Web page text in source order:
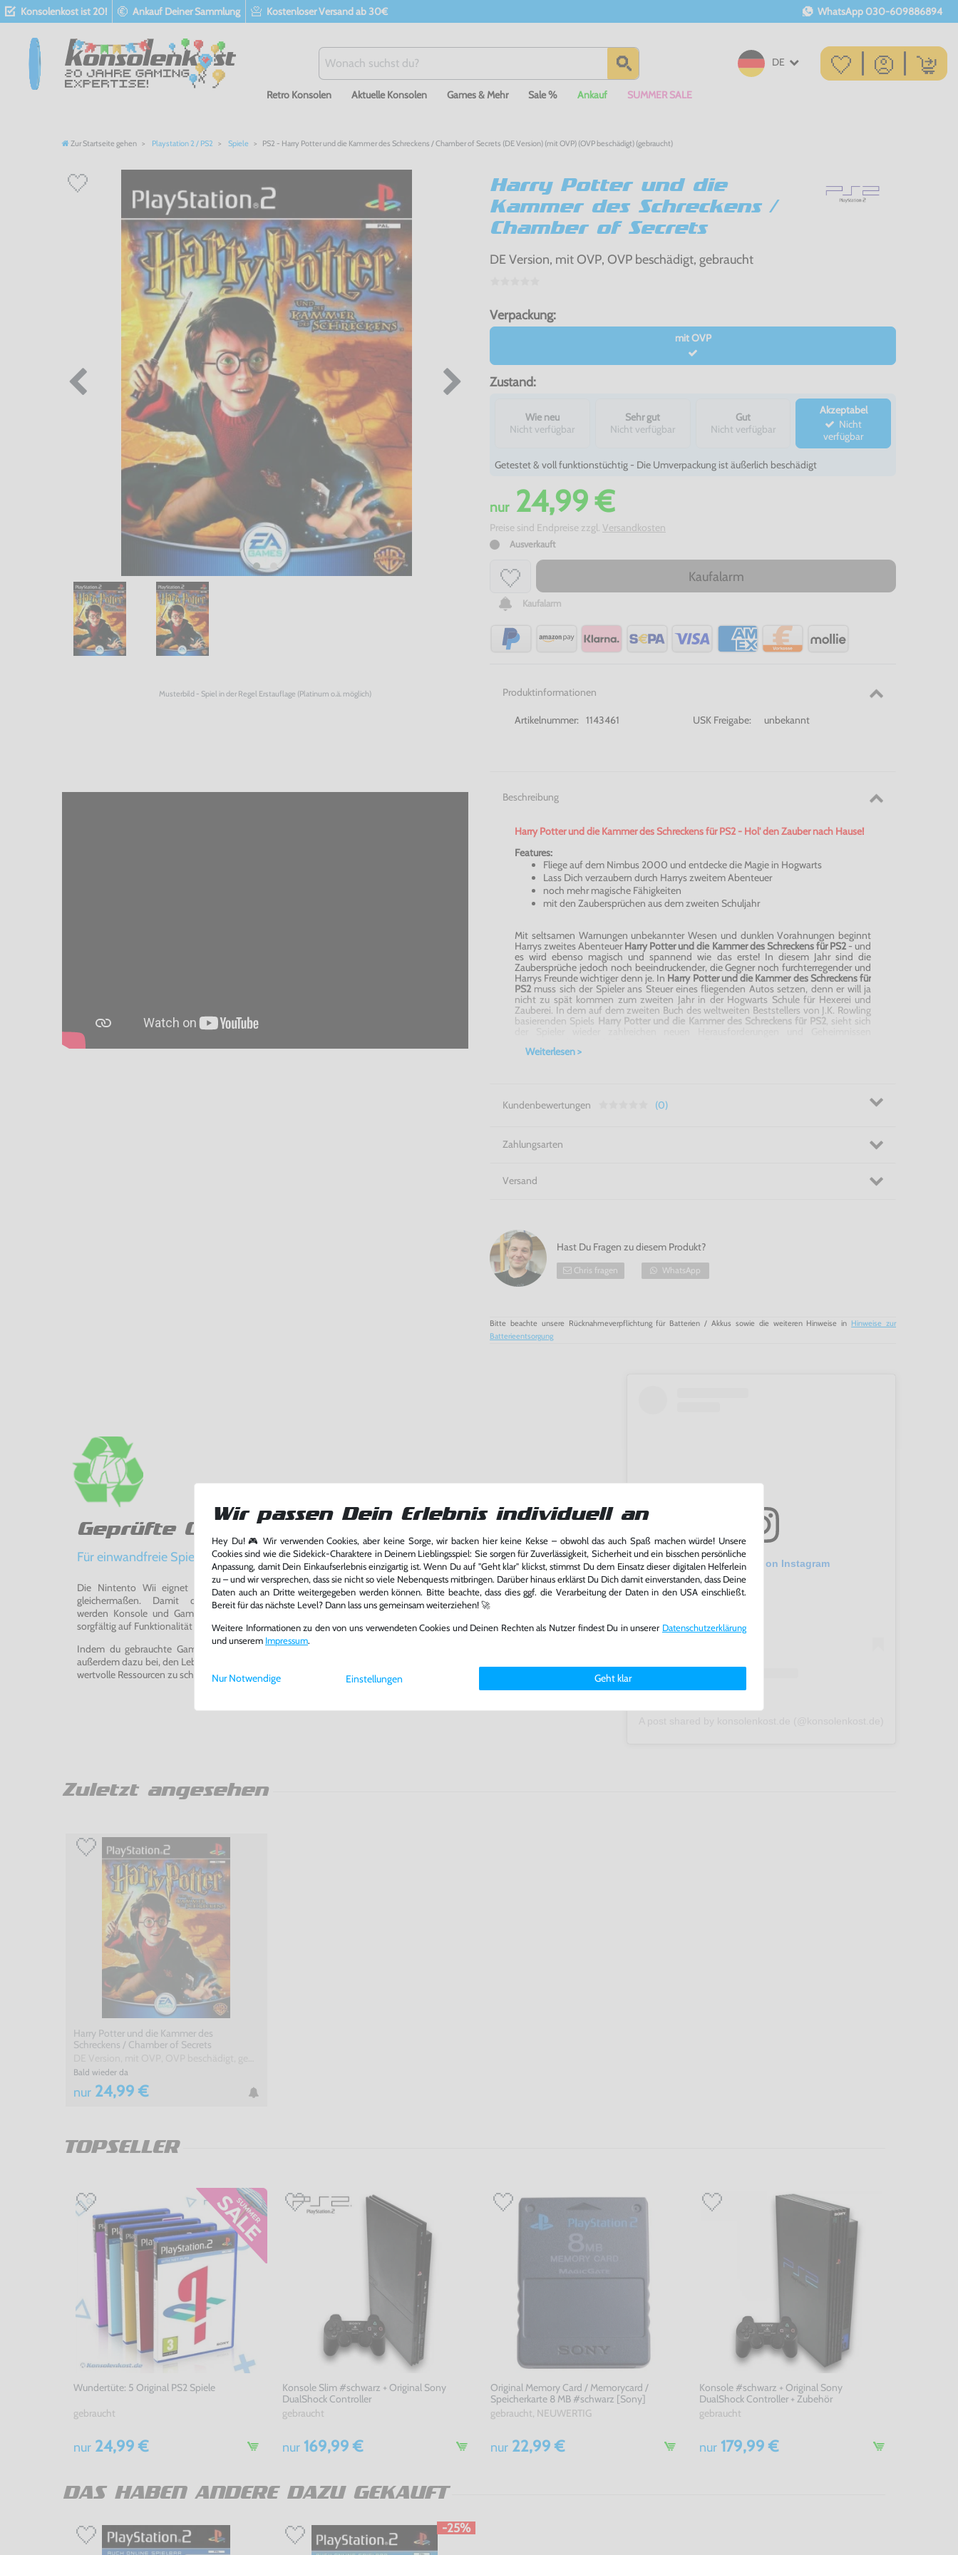
Konsolenkost ist 20! Ankauf Deiner Sammlung Kostenloser Versand ab 30€ WhatsApp 030-609886894
DE
Retro Konsolen Aktuelle Konsolen Games & Mehr Sale % Ankauf SUMMER SALE
Zur Startseite gehen Playstation 2 / PS2 Spiele PS2 - Harry Potter und die Kammer des Schreckens / Chamber of Secrets (DE Version) (mit OVP) (OVP beschädigt) (gebraucht)
Musterbild - Spiel in der Regel Erstauflage (Platinum o.ä. möglich)
Harry Potter und die
Kammer des Schreckens /
Chamber of Secrets
DE Version, mit OVP, OVP beschädigt, gebraucht
Verpackung:
mit OVP
Zustand:
Wie neu
Nicht verfügbar
Sehr gut
Nicht verfügbar
Gut
Nicht verfügbar
Akzeptabel
verfügbar
Getestet & voll funktionstüchtig - Die Umverpackung ist äußerlich beschädigt
nur24,99 €
Preise sind Endpreise zzgl. Versandkosten
Ausverkauft
Kaufalarm
Kaufalarm
Produktinformationen
Artikelnummer: 1143461 USK Freigabe: unbekannt
Beschreibung
Harry Potter und die Kammer des Schreckens für PS2 - Hol' den Zauber nach Hause!
Features:
Fliege auf dem Nimbus 2000 und entdecke die Magie in Hogwarts
Lass Dich verzaubern durch Harrys zweitem Abenteuer
noch mehr magische Fähigkeiten
mit den Zaubersprüchen aus dem zweiten Schuljahr
Mit seltsamen Warnungen unbekannter Wesen und dunklen Vorahnungen beginnt
Harrys zweites AbenteuerHarry Potter und die Kammer des Schreckens für PS2 - und
es wird ebenso magisch und spannend wie das erste! In diesem Jahr sind die
Zaubersprüche jedoch noch beeindruckender, die Gegner noch furchterregender und
Harrys Freunde wichtiger denn je. In HarryPotter und die Kammer des Schreckens für
PS2 muss sich der Spieler ans Steuer eines fliegenden Autos setzen, denn er will ja
nicht zu spät kommen zum zweiten Jahr in der Hogwarts Schule für Hexerei und
Zauberei. In dem auf dem zweiten Buch des weltweiten Beststellers von J.K. Rowling
basierenden Spiels Harry Potter und die Kammer des Schreckens für PS2, sieht sich
Weiterlesen >
Kundenbewertungen (0)
Zahlungsarten
Versand
Hast Du Fragen zu diesem Produkt?
Chris fragen WhatsApp
Bitte beachte unsere Rücknahmeverpflichtung für Batterien / Akkus sowie die weiteren Hinweise in Hinweise zur
Batterieentsorgung
Geprüfte Qualität
Für einwandfreie Spielerlebnisse
Die Nintento Wii eignet sich perfekt für Retro-Gaming-Fans und neue Entdecker
gleichermaßen. Damit du ein einwandfreies Spielerlebnis genießen kannst,
werden Konsole und Game in unserer Reparatur-Werkstatt von unseren Fachkräften
sorgfältig auf Funktionalität getestet, gereinigt und bei Bedarf repariert.
Indem du gebrauchte Games und Konsolen bei uns kaufst oder verkaufst, trägst du
außerdem dazu bei, den Lebenszyklus von Konsolen und Games zu verlängern und damit
wertvolle Ressourcen zu schonen und Abfall zu vermeiden.
View this post on Instagram
Zuletzt angesehen
Harry Potter und die Kammer des
Schreckens / Chamber of Secrets
Bald wieder da
nur 24,99 €
TOPSELLER
Wundertüte: 5 Original PS2 Spiele
gebraucht
nur 24,99 €
Konsole Slim #schwarz + Original Sony
DualShock Controller
gebraucht
nur169,99 €
Original Memory Card / Memorycard /
Speicherkarte 8 MB #schwarz [Sony]
gebraucht, NEUWERTIG
nur 22,99 €
Konsole #schwarz + Original Sony
DualShock Controller + Zubehör
gebraucht
nur179,99 €
DAS HABEN ANDERE DAZU GEKAUFT
-25%
Wir passen Dein Erlebnis individuell an
Hey Du! 🎮 Wir verwenden Cookies, aber keine Sorge, wir backen hier keine Kekse – obwohl das auch Spaß machen würde! Unsere
Cookies sind wie die Sidekick-Charaktere in Deinem Lieblingsspiel: Sie sorgen für Zuverlässigkeit, Sicherheit und ein bisschen persönliche
Anpassung, damit Dein Einkaufserlebnis einzigartig ist. Wenn Du auf "Geht klar" klickst, stimmst Du dem Einsatz dieser digitalen Helferlein
zu – und wir versprechen, dass sie nicht so viele Nebenquests mitbringen. Darüber hinaus erklärst Du Dich damit einverstanden, dass Deine
Daten auch an Dritte weitergegeben werden können. Bitte beachte, dass dies ggf. die Verarbeitung der Daten in den USA einschließt.
Bereit für das nächste Level? Dann lass uns gemeinsam weiterziehen! 🚀
Weitere Informationen zu den von uns verwendeten Cookies und Deinen Rechten als Nutzer findest Du in unserer Daten­schutz­erklärung
und unserem Impressum.
Einstellungen Geht klar
Nur Notwendige